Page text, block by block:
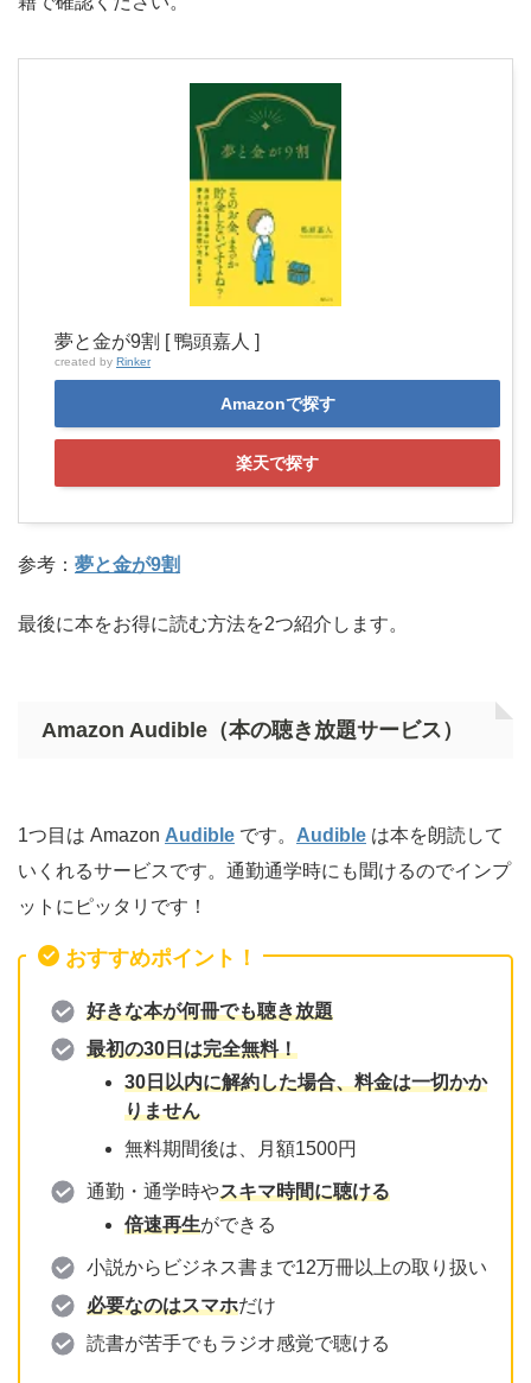
夢と金が9割 [ 鴨頭嘉人 ]
created by Rinker
Amazonで探す
楽天で探す
参考： 夢と金が9割
最後に本をお得に読む方法を2つ紹介します。
Amazon Audible（本の聴き放題サービス）
1つ目は Amazon Audible です。 Audible は本を朗読して
いくれるサービスです。通勤通学時にも聞けるのでインプ
ットにピッタリです！
おすすめポイント！
好きな本が何冊でも聴き放題
最初の30日は完全無料！
30日以内に解約した場合、料金は一切かか
りません
無料期間後は、月額1500円
通勤・通学時やスキマ時間に聴ける
倍速再生ができる
小説からビジネス書まで12万冊以上の取り扱い
必要なのはスマホだけ
読書が苦手でもラジオ感覚で聴ける